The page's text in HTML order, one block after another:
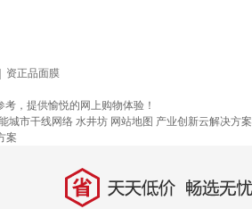
资正品面膜
，提供愉悦的网上购物体验！
城市干线网络 水井坊 网站地图 产业创新云解决方案
案
省 天天低价，畅选无忧